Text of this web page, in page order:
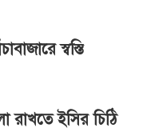
স্বস্তি
রাখতে ইসির চিঠি